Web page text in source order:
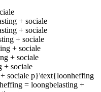
+ sociale
+ sociale
+ sociale
+ sociale
+ sociale
+ sociale
sociale p}\text{loonheffing
= loongbelasting +